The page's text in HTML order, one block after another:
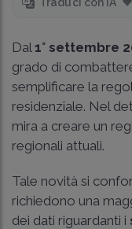
Dal 1° settembre
grado di
semplificare la
residenziale. Nel
mira a creare un
regionali attuali.
Tale novità si
richiedono una
dei dati riguardanti i